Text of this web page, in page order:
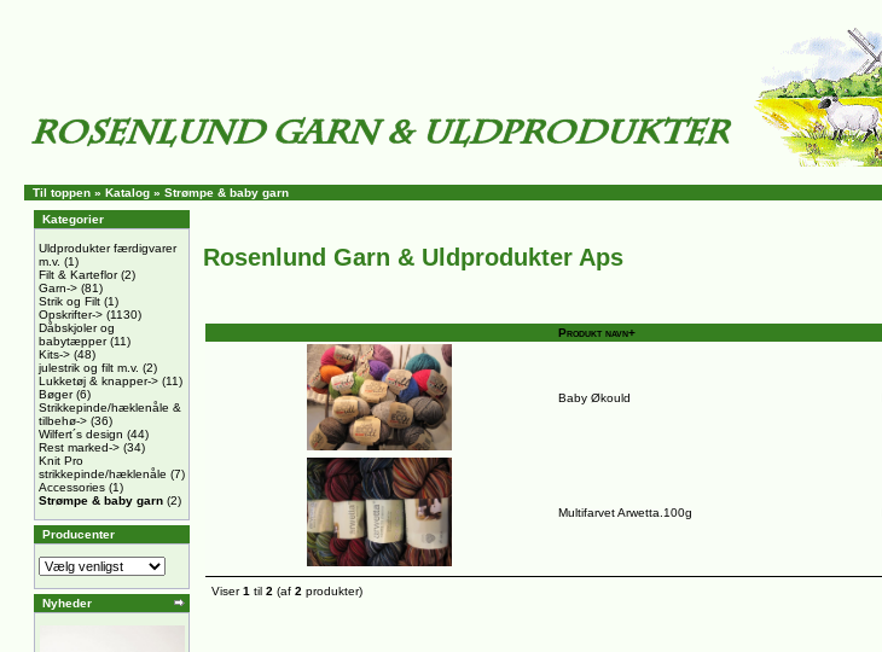
Til toppen » Katalog » Strømpe & baby garn
Kategorier
Uldprodukter færdigvarer
m.v. (1)
Filt & Karteflor(2)
Garn-> (81)
Strik og Filt (1)
Opskrifter-> (1130)
Dåbskjoler og
babytæpper(11)
Kits-> (48)
julestrik og filt m.v. (2)
Lukketøj & knapper-> (11)
Bøger(6)
Strikkepinde/hæklenåle &
tilbehø-> (36)
Wilfert´s design (44)
Rest marked-> (34)
Knit Pro
strikkepinde/hæklenåle (7)
Accessories (1)
Strømpe & baby garn (2)
Producenter
Nyheder
Rosenlund Garn & Uldprodukter Aps
Produkt navn+
Baby Økould
Multifarvet Arwetta.100g
Viser1 til 2 (af 2 produkter)